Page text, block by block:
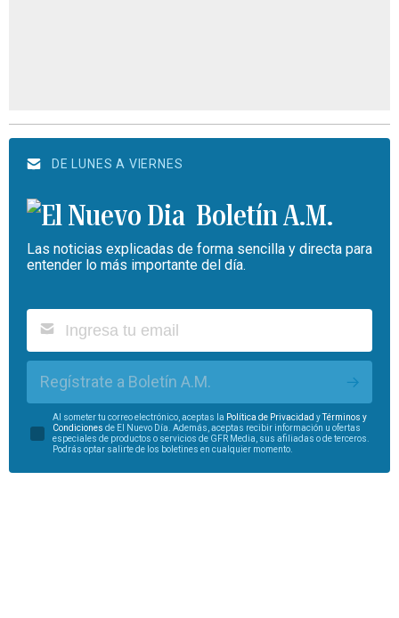
DE LUNES A VIERNES
Boletín A.M.
Las noticias explicadas de forma sencilla y directa para
entender lo más importante del día.
Regístrate a Boletín A.M.
Al someter tu correo electrónico, aceptas la Política de Privacidad yTérminos y
Condiciones de El Nuevo Día. Además, aceptas recibir información u ofertas
especiales de productos o servicios de GFR Media, sus afiliadas o de terceros.
Podrás optar salirte de los boletines en cualquier momento.